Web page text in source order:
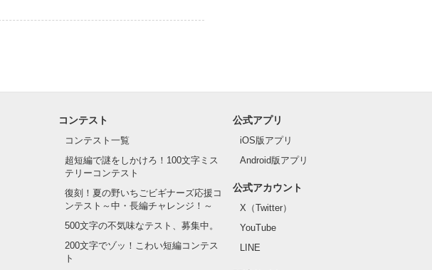
コンテスト
コンテスト一覧
超短編で謎をしかけろ！100文字ミス
テリーコンテスト
復刻！夏の野いちごビギナーズ応援コ
ンテスト～中・長編チャレンジ！～
500文字の不気味なテスト、募集中。
200文字でゾッ！こわい短編コンテス
ト
公式アプリ
iOS版アプリ
Android版アプリ
公式アカウント
X（Twitter）
YouTube
LINE